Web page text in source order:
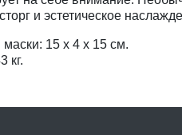
и эстетическое
15 х 4 х 15 см.
кг.